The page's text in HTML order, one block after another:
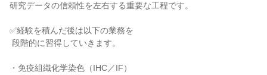
研究データの信頼性を左右する重要な工程です。
✅経験を積んだ後は以下の業務を
・免疫組織化学染色（IHC／IF）